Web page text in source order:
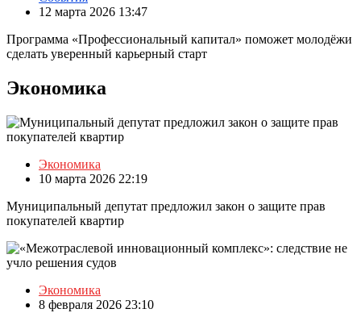
12 марта 2026 13:47
Программа «Профессиональный капитал» поможет молодёжи
сделать уверенный карьерный старт
Экономика
Экономика
10 марта 2026 22:19
Муниципальный депутат предложил закон о защите прав
покупателей квартир
Экономика
8 февраля 2026 23:10